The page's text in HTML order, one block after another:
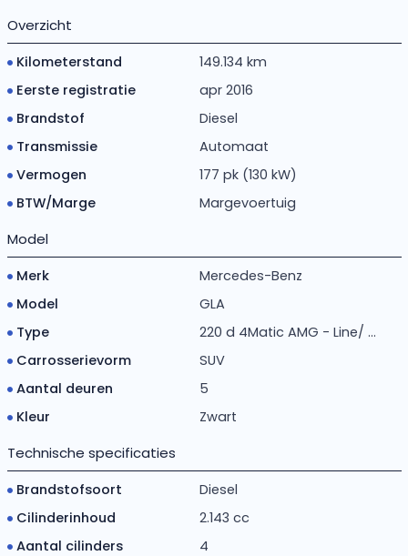
Overzicht
Kilometerstand
149.134 km
Eerste registratie
apr 2016
Brandstof
Diesel
Transmissie
Automaat
Vermogen
177 pk (130 kW)
BTW/Marge
Margevoertuig
Model
Merk
Mercedes-Benz
Model
GLA
Type
220 d 4Matic AMG - Line/ ...
Carrosserievorm
SUV
Aantal deuren
5
Kleur
Zwart
Technische specificaties
Brandstofsoort
Diesel
Cilinderinhoud
2.143 cc
Aantal cilinders
4